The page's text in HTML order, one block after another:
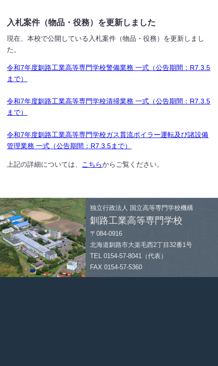
入札案件（物品・役務）を更新しました
現在、本校で公開している入札案件（物品・役務）を更新しまし
た。
令和7年度釧路工業高等専門学校警備業務 一式（公告期間：R7.3.5
まで）
令和7年度釧路工業高等専門学校清掃業務 一式（公告期間：R7.3.5
まで）
令和7年度釧路工業高等専門学校ガス貫流ボイラー運転及び諸設備
管理業務 一式（公告期間：R7.3.5まで）
上記の詳細については、 こちらからご覧ください。
独立行政法人 国立高等専門学校機構
釧路工業高等専門学校
〒084-0916
北海道釧路市大楽毛西2丁目32番1号
TEL 0154-57-8041（代表）
FAX 0154-57-5360